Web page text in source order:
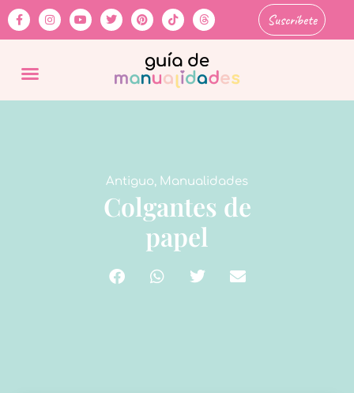
Suscríbete
Antiguo, Manualidades
Colgantes de
papel